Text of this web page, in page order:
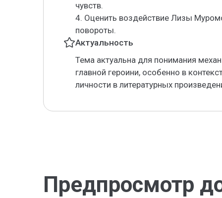
чувств.
4. Оценить воздействие Лизы
повороты.
Актуальность
Тема актуальна для понимания
главной героини, особенно в
личности в литературных
Предпросмотр